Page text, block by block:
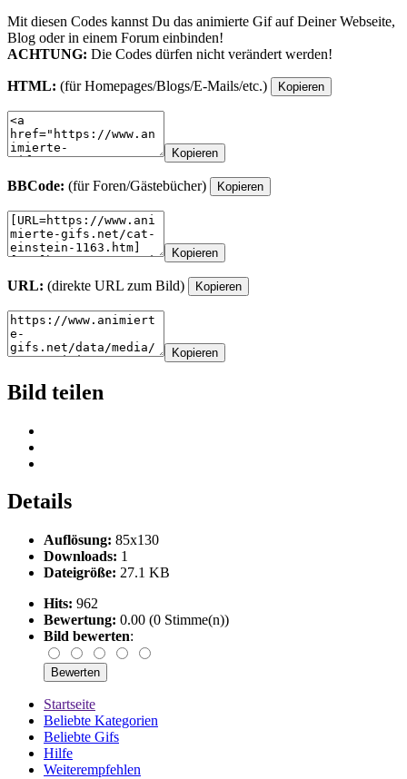
Mit diesen Codes kannst Du das animierte Gif auf Deiner Webseite,
Blog oder in einem Forum einbinden!
ACHTUNG: Die Codes dürfen nicht verändert werden!
HTML: (für Homepages/Blogs/E-Mails/etc.) Kopieren
Kopieren
BBCode: (für Foren/Gästebücher) Kopieren
Kopieren
URL: (direkte URL zum Bild) Kopieren
Kopieren
Bild teilen
Details
Auflösung: 85x130
Downloads: 1
Dateigröße: 27.1 KB
Hits: 962
Bewertung: 0.00 (0 Stimme(n))
Bild bewerten:
Startseite
Beliebte Kategorien
Beliebte Gifs
Hilfe
Weiterempfehlen